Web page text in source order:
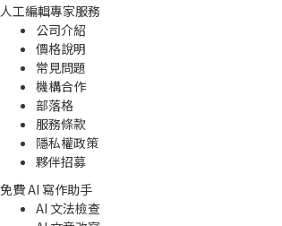
人工編輯專家服務
公司介紹
價格說明
常見問題
機構合作
部落格
服務條款
隱私權政策
夥伴招募
免費 AI 寫作助手
AI 文法檢查